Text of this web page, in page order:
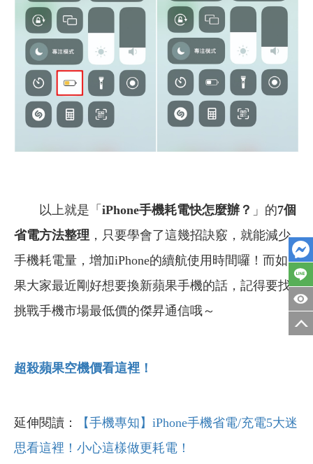
以上就是「 iPhone手機耗電快怎麼辦？ 」的7個
省電方法整理 ，只要學會了這幾招訣竅，就能減少
手機耗電量，增加iPhone的續航使用時間囉！ 而如
果大家最近剛好想要換新蘋果手機的話，記得要找
挑戰手機市場最低價的傑昇通信哦～
超殺蘋果空機價看這裡！
延伸閱讀：
【手機專知】iPhone手機省電/充電5大迷
思看這裡！小心這樣做更耗電！